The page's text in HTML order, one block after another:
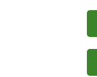
è ormai alle
dal 22 al 28
che